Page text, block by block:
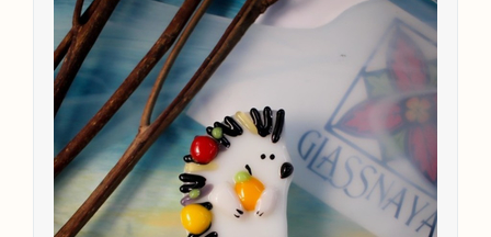
Брошь 'Ёжик в
700